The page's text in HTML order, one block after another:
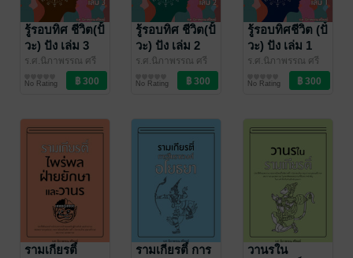
รู้รอบทิศ ชีวิต(ปั้
วะ) ปัง เล่ม 3
ร.ศ.นิภาพรรณ ศรี
/ พรรณนิภ
วรรณกรรมทั่วไป
No Rating
รู้รอบทิศ ชีวิต(ปั้
วะ) ปัง เล่ม 2
ร.ศ.นิภาพรรณ ศรี
/ พรรณนิภ
วรรณกรรมทั่วไป
No Rating
รู้รอบทิศชีวิต (ปั๋
วะ) ปัง เล่ม 1
ร.ศ.นิภาพรรณ ศรี
/ พรรณนิภ
วรรณกรรมทั่วไป
No Rating
รามเกียรติ์
รามเกียรติ์ การ
วานรใน